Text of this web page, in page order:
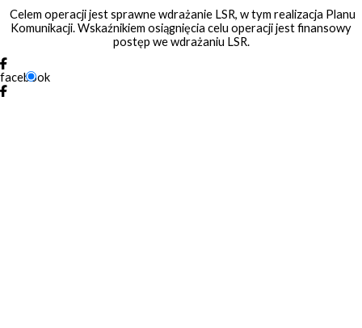
Celem operacji jest sprawne wdrażanie LSR, w tym realizacja Planu
Komunikacji. Wskaźnikiem osiągnięcia celu operacji jest finansowy
postęp we wdrażaniu LSR.
facebook